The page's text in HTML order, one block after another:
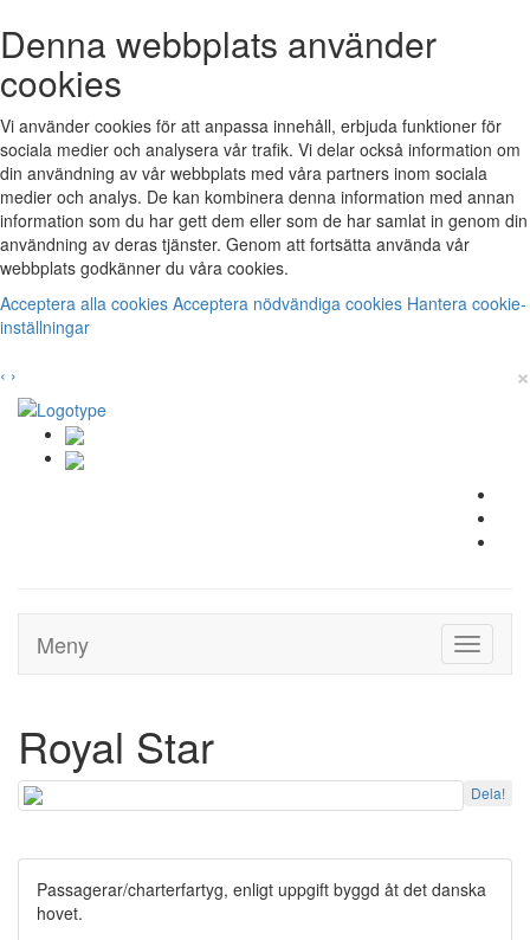
Denna webbplats använder
cookies
Vi använder cookies för att anpassa innehåll, erbjuda funktioner för
sociala medier och analysera vår trafik. Vi delar också information om
din användning av vår webbplats med våra partners inom sociala
medier och analys. De kan kombinera denna information med annan
information som du har gett dem eller som de har samlat in genom din
användning av deras tjänster. Genom att fortsätta använda vår
webbplats godkänner du våra cookies.
Acceptera alla cookies Acceptera nödvändiga cookies Hantera cookie-
inställningar
‹ › ×
Toggle
Meny
Royal Star
Dela!
Passagerar/charterfartyg, enligt uppgift byggd åt det danska
hovet.